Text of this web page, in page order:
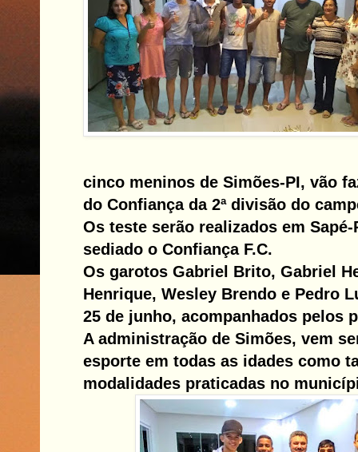
cinco meninos de Simões-PI, vão
do Confiança da 2ª divisão do
Os teste serão realizados em Sapé-
sediado o Confiança F.C.
Os garotos Gabriel Brito, Gabriel
Henrique, Wesley Brendo e Pedro
25 de junho, acompanhados pelos
A administração de Simões, vem
esporte em todas as idades como
modalidades praticadas no